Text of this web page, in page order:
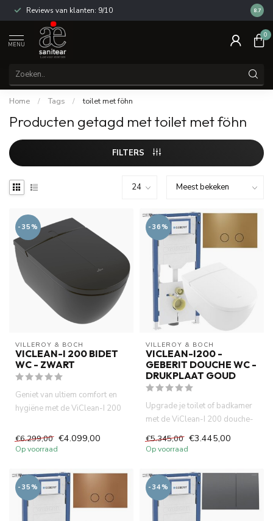
Reviews van klanten: 9/10 14
8.7
MENU
0
Home / Tags / toilet met föhn
Producten getagd met toilet met föhn
FILTERS
-35%
VILLEROY & BOCH
VICLEAN-I 200 BIDET
WC - ZWART
Geniet van ultiem comfort en
hygiëne met de ViClean-I 200
€6.299,00 €4.099,00
Op voorraad
-36%
VILLEROY & BOCH
VICLEAN-I200 -
GEBERIT DOUCHE WC -
DRUKPLAAT GOUD
Upgrade je toilet of badkamer
met de ViClean-I 200 douche-
wc, het betrouwbare Ge...
€5.345,00 €3.445,00
Op voorraad
-35% -34%